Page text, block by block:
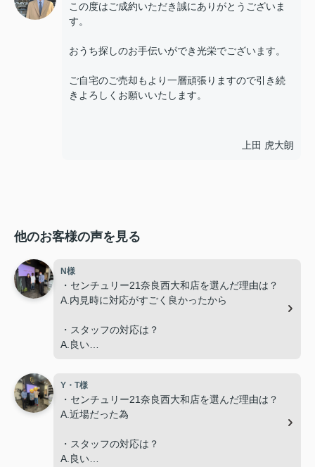
この度はご成約いただき誠にありがとうございま
す。
おうち探しのお手伝いができ光栄でございます。
ご自宅のご売却もより一層頑張りますので引き続
きよろしくお願いいたします。
上田 虎大朗
他のお客様の声を見る
N様
・センチュリー21奈良西大和店を選んだ理由は？
A.内見時に対応がすごく良かったから
・スタッフの対応は？
A.良い
A.わかりやすかった
・担当スタッフにメッセージをお願いします。
ださり有難うございました。
Y・T様
・センチュリー21奈良西大和店を選んだ理由は？
A.近場だった為
・スタッフの対応は？
A.良い